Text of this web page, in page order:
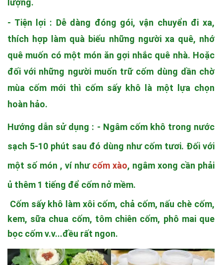
lượng.
- Tiện lợi : Dễ dàng đóng gói, vận chuyển đi xa,
thích hợp làm quà biếu những người xa quê, nhớ
quê muốn có một món ăn gợi nhắc quê nhà. Hoặc
đối với những người muốn trữ cốm dùng dần chờ
mùa cốm mới thì cốm sấy khô là một lựa chọn
hoàn hảo.
Hướng dẫn sử dụng : - Ngâm cốm khô trong nước
sạch 5-10 phút sau đó dùng như cốm tươi. Đối với
một số món , ví như cốm xào, ngâm xong cần phải
ủ thêm 1 tiếng để cốm nở mềm.
Cốm sấy khô làm xôi cốm, chả cốm, nấu chè cốm,
kem, sữa chua cốm, tôm chiên cốm, phô mai que
bọc cốm v.v...đều rất ngon.